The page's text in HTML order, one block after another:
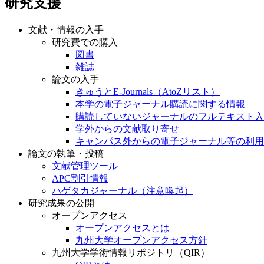
研究支援
文献・情報の入手
研究費での購入
図書
雑誌
論文の入手
きゅうとE-Journals（AtoZリスト）
本学の電子ジャーナル購読に関する情報
購読していないジャーナルのフルテキスト
学外からの文献取り寄せ
キャンパス外からの電子ジャーナル等の利用
論文の執筆・投稿
文献管理ツール
APC割引情報
ハゲタカジャーナル（注意喚起）
研究成果の公開
オープンアクセス
オープンアクセスとは
九州大学オープンアクセス方針
九州大学学術情報リポジトリ（QIR）